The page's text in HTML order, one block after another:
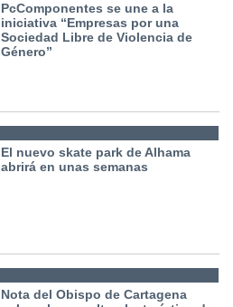
PcComponentes se une a la
iniciativa “Empresas por una
Sociedad Libre de Violencia de
Género”
El nuevo skate park de Alhama
abrirá en unas semanas
Nota del Obispo de Cartagena